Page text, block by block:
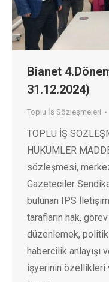
Bianet
31.12.2024)
Toplu İş Sözleşmeleri
TOPLU İŞ
HÜKÜMLER
sözleşmesi,
Gazeteciler
bulunan IPS
tarafların hak,
düzenlemek,
habercilik anlayışı
işyerinin özellikleri